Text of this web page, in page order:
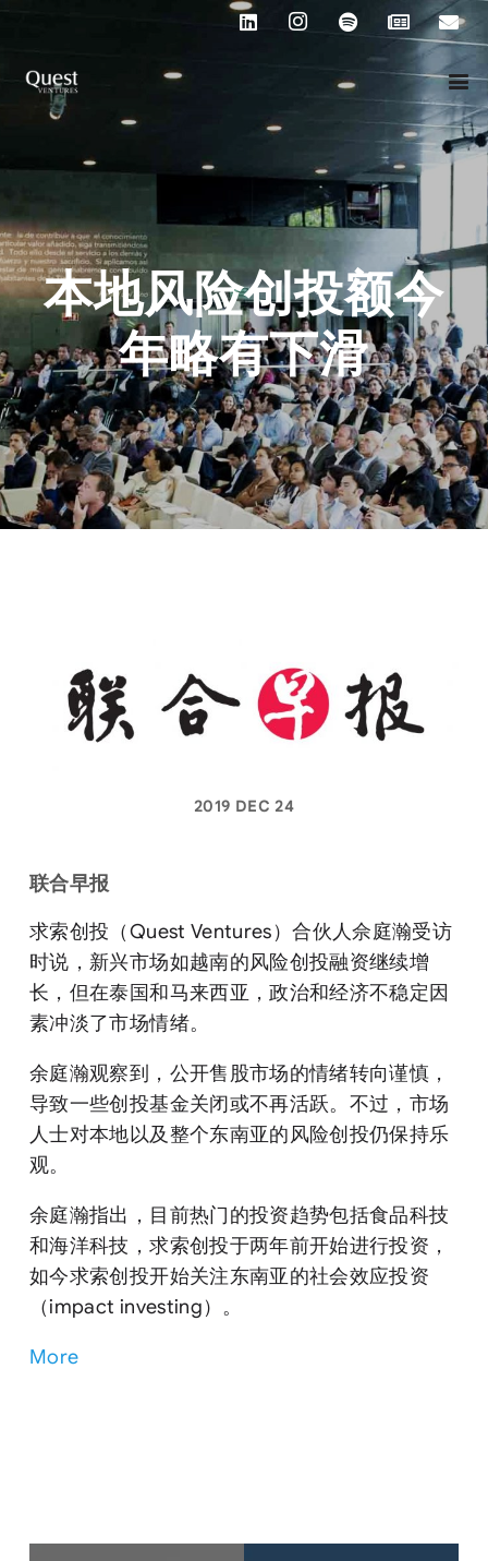
本地风险创投额今
年略有下滑
2019 DEC 24
联合早报
求索创投（Quest Ventures）合伙人佘庭瀚受访
时说，新兴市场如越南的风险创投融资继续增
长，但在泰国和马来西亚，政治和经济不稳定因
素冲淡了市场情绪。
余庭瀚观察到，公开售股市场的情绪转向谨慎，
导致一些创投基金关闭或不再活跃。不过，市场
人士对本地以及整个东南亚的风险创投仍保持乐
观。
余庭瀚指出，目前热门的投资趋势包括食品科技
和海洋科技，求索创投于两年前开始进行投资，
如今求索创投开始关注东南亚的社会效应投资
（impact investing）。
More